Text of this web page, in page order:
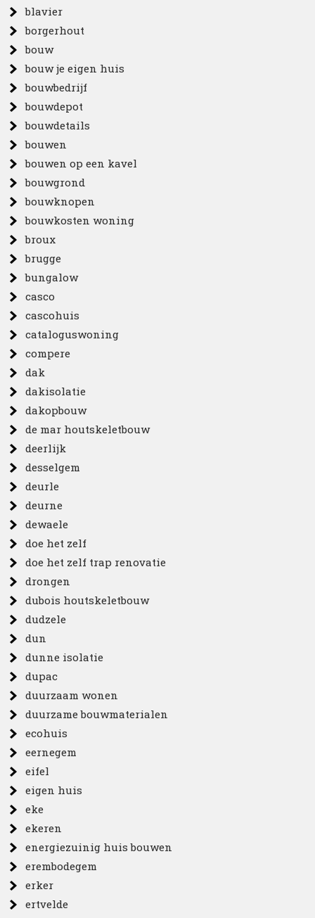
blavier
borgerhout
bouw
bouw je eigen huis
bouwbedrijf
bouwdepot
bouwdetails
bouwen
bouwen op een kavel
bouwgrond
bouwknopen
bouwkosten woning
broux
brugge
bungalow
casco
cascohuis
cataloguswoning
compere
dak
dakisolatie
dakopbouw
de mar houtskeletbouw
deerlijk
desselgem
deurle
deurne
dewaele
doe het zelf
doe het zelf trap renovatie
drongen
dubois houtskeletbouw
dudzele
dun
dunne isolatie
dupac
duurzaam wonen
duurzame bouwmaterialen
ecohuis
eernegem
eifel
eigen huis
eke
ekeren
energiezuinig huis bouwen
erembodegem
erker
ertvelde